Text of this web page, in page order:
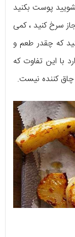
پوست بکنید
سرخ کنید ، کمی
که چقدر طعم و
با این تفاوت که
کننده نیست.